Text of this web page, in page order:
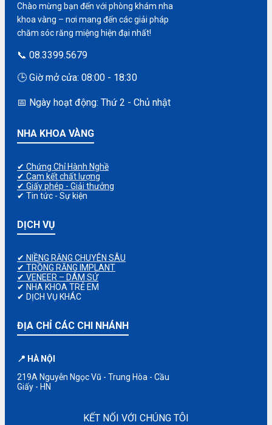
Chào mừng bạn đến với phòng khám nha
khoa vàng – nơi mang đến các giải pháp
chăm sóc răng miệng hiện đại nhất!
📞 08.3399.5679
🕒 Giờ mở cửa: 08:00 - 18:30
📅 Ngày hoạt động: Thứ 2 - Chủ nhật
NHA KHOA VÀNG
✔ Chứng Chỉ Hành Nghề
✔ Cam kết chất lượng
✔ Giấy phép - Giải thưởng
✔ Tin tức - Sự kiện
DỊCH VỤ
✔ NIỀNG RĂNG CHUYÊN SÂU
✔ TRỒNG RĂNG IMPLANT
✔ VENEER – DÁM SỨ
✔ NHA KHOA TRẺ EM
✔ DỊCH VỤ KHÁC
ĐỊA CHỈ CÁC CHI NHÁNH
📍 HÀ NỘI
219A Nguyễn Ngọc Vũ - Trung Hòa - Cầu
Giấy - HN
KẾT NỐI VỚI CHÚNG TÔI